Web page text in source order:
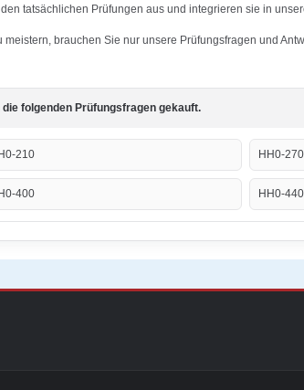
tatsächlichen Prüfungen aus und integrieren sie in
brauchen Sie nur unsere Prüfungsfragen und
folgenden Prüfungsfragen gekauft.
210 HH0-270
400 HH0-440